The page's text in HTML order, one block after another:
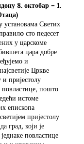
8. октобар – 1.
установама Светих
сто педесет
у царскоме
цара добре
и
Цркве
пријестолу
пошто
истоме
епископа
пријестолу
град, који је
повластице